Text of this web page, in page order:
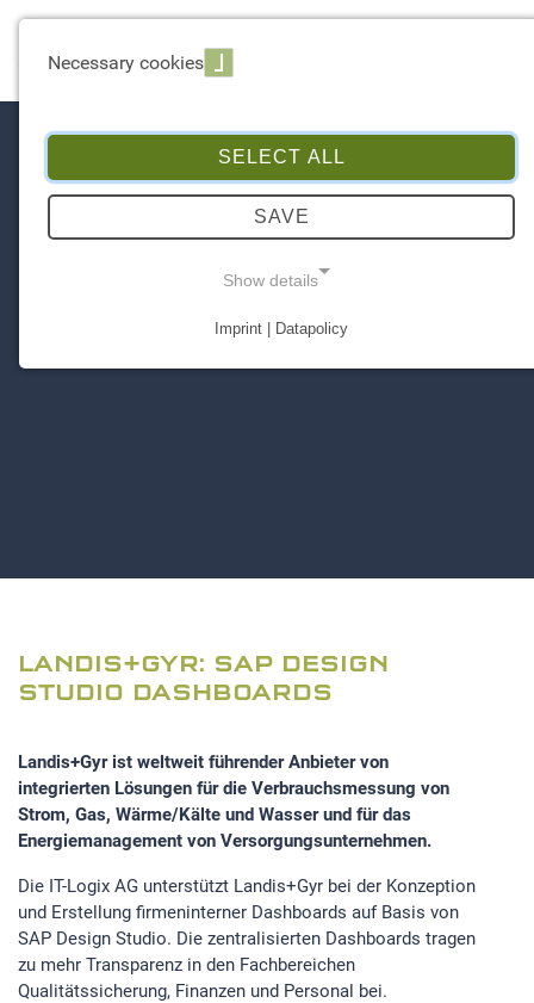
LANDIS+GYR: SAP DESIGN
STUDIO DASHBOARDS
Landis+Gyr ist weltweit führender Anbieter von
integrierten Lösungen für die Verbrauchsmessung von
Strom, Gas, Wärme/Kälte und Wasser und für das
Energiemanagement von Versorgungsunternehmen.
Die IT-Logix AG unterstützt Landis+Gyr bei der Konzeption
und Erstellung firmeninterner Dashboards auf Basis von
SAP Design Studio. Die zentralisierten Dashboards tragen
zu mehr Transparenz in den Fachbereichen
Qualitätssicherung, Finanzen und Personal bei.
Necessary cookies
SELECT ALL
SAVE
Show details
Imprint | Datapolicy